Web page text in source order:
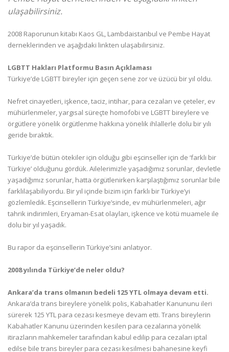
ulaşabilirsiniz.
2008 Raporunun kitabı Kaos GL, Lambdaistanbul ve Pembe Hayat
derneklerinden ve aşağıdaki linkten ulaşabilirsiniz.
LGBTT Hakları Platformu Basın Açıklaması
Türkiye’de LGBTT bireyler için geçen sene zor ve üzücü bir yıl oldu.
Nefret cinayetleri, işkence, taciz, intihar, para cezaları ve çeteler, ev
mühürlenmeler, yargısal süreçte homofobi ve LGBTT bireylere ve
örgütlere yönelik örgütlenme hakkına yönelik ihlallerle dolu bir yılı
geride bıraktık.
Türkiye’de bütün ötekiler için olduğu gibi eşcinseller için de ‘farklı bir
Türkiye’ olduğunu gördük. Ailelerimizle yaşadığımız sorunlar, devletle
yaşadığımız sorunlar, hatta örgütlenirken karşılaştığımız sorunlar bile
farklılaşabiliyordu. Bir yıl içinde bizim için farklı bir Türkiye’yi
gözlemledik. Eşcinsellerin Türkiye’sinde, ev mühürlenmeleri, ağır
tahrik indirimleri, Eryaman-Esat olayları, işkence ve kötü muamele ile
dolu bir yıl yaşadık.
Bu rapor da eşcinsellerin Türkiye’sini anlatıyor.
2008 yılında Türkiye’de neler oldu?
Ankara’da trans olmanın bedeli 125 YTL olmaya devam etti.
Ankara’da trans bireylere yönelik polis, Kabahatler Kanununu ileri
sürerek 125 YTL para cezası kesmeye devam etti. Trans bireylerin
Kabahatler Kanunu üzerinden kesilen para cezalarına yönelik
itirazların mahkemeler tarafından kabul edilip para cezaları iptal
edilse bile trans bireyler para cezası kesilmesi bahanesine keyfi